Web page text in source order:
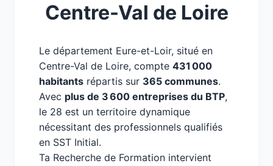
Centre-Val de Loire
Le département Eure-et-Loir, situé en
Centre-Val de Loire, compte 431 000
habitants répartis sur 365 communes.
Avec plus de 3 600 entreprises du BTP,
le 28 est un territoire dynamique
nécessitant des professionnels qualifiés
en SST Initial.
Ta Recherche de Formation intervient